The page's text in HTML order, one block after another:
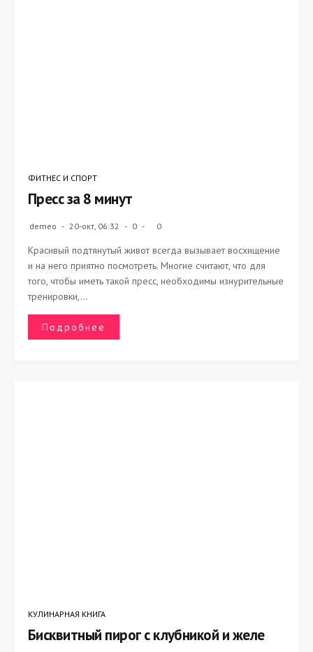
ФИТНЕС И СПОРТ
Пресс за 8 минут
demeo 20-окт, 06:32 0 0
Красивый подтянутый живот всегда вызывает восхищение
и на него приятно посмотреть. Многие считают, что для
того, чтобы иметь такой пресс, необходимы изнурительные
тренировки,...
Подробнее
КУЛИНАРНАЯ КНИГА
Бисквитный пирог с клубникой и желе